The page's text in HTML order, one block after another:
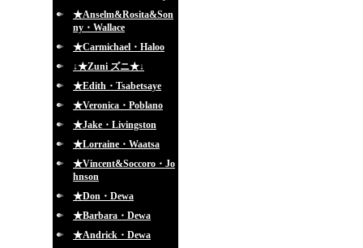
★Anselm&Rosita&Son
ny・Wallace
★Carmichael・Haloo
↓★Zuni ズニ★↓
★Edith・Tsabetsaye
★Veronica・Poblano
★Jake・Livingston
★Lorraine・Waatsa
★Vincent&Soccoro・Jo
hnson
★Don・Dewa
★Barbara・Dewa
★Andrick・Dewa